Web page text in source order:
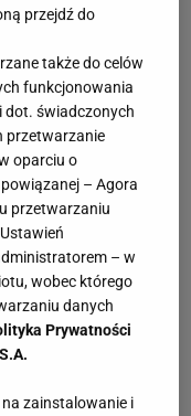
przejdź do
także do celów
funkcjonowania
dot. świadczonych
przetwarzanie
oparciu o
– Agora
przetwarzaniu
– w
wobec którego
danych
Prywatności
na zainstalowanie i